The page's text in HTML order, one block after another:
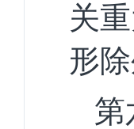
关
形除
第